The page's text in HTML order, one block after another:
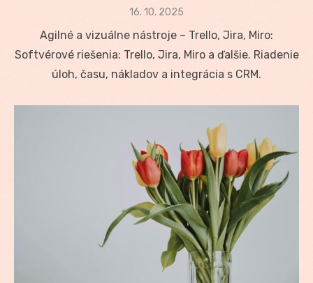
Posted
16. 10. 2025
Agilné a vizuálne nástroje – Trello, Jira, Miro:
Softvérové riešenia: Trello, Jira, Miro a ďalšie. Riadenie
úloh, času, nákladov a integrácia s CRM.